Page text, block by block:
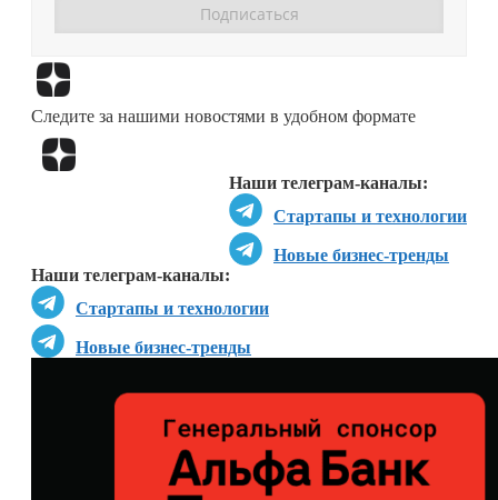
Следите за нашими новостями в удобном формате
Наши телеграм-каналы:
Стартапы и технологии
Новые бизнес-тренды
Наши телеграм-каналы:
Стартапы и технологии
Новые бизнес-тренды